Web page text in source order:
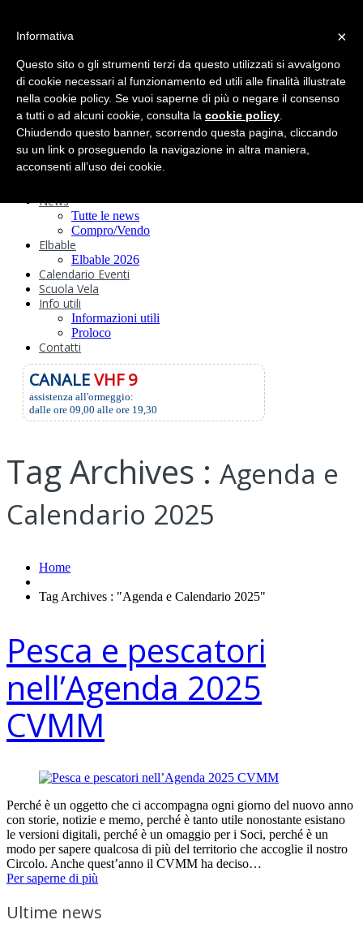
Circolo
Statuto e
Regolamenti
Storia
Ormeggi
Sede e Servizi
Attività
Safeguarding
News
Tutte le news
Compro/Vendo
Elbable
Elbable 2026
Calendario Eventi
Scuola Vela
Info utili
Informazioni utili
Proloco
Contatti
CANALEVHF 9
assistenza all'ormeggio:
dalle ore 09,00 alle ore 19,30
Tag Archives : Agenda e
Calendario 2025
Home
Tag Archives : "Agenda e Calendario 2025"
Pesca e pescatori
nell’Agenda 2025
CVMM
Perché è un oggetto che ci accompagna ogni giorno del nuovo anno
con storie, notizie e memo, perché è tanto utile nonostante esistano
le versioni digitali, perché è un omaggio per i Soci, perché è un
modo per sapere qualcosa di più del territorio che accoglie il nostro
Circolo. Anche quest’anno il CVMM ha deciso…
Per saperne di più
Ultime news
×
Informativa
Questo sito o gli strumenti terzi da questo utilizzati si avvalgono
di cookie necessari al funzionamento ed utili alle finalità illustrate
nella cookie policy. Se vuoi saperne di più o negare il consenso
a tutti o ad alcuni cookie, consulta la cookie policy
Chiudendo questo banner, scorrendo questa pagina, cliccando
su un link o proseguendo la navigazione in altra maniera,
acconsenti all’uso dei cookie.